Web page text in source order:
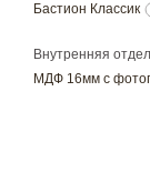
Бастион Классик
Внутренняя
МДФ 16мм с